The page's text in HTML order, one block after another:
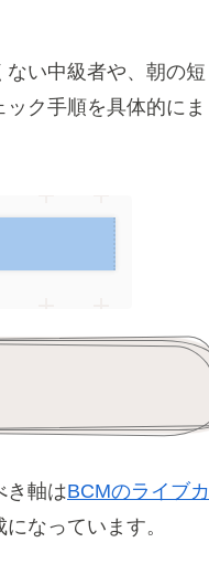
い中級者や、朝の短
ク手順を具体的にま
き軸はBCMのライブカ
なっています。